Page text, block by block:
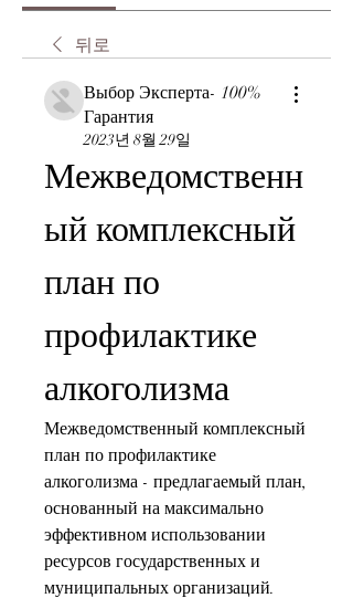
뒤로
Выбор Эксперта- 100%
Гарантия
2023년 8월 29일
Межведомственн
ый комплексный
план по
профилактике
алкоголизма
Межведомственный комплексный
план по профилактике
алкоголизма - предлагаемый план,
основанный на максимально
эффективном использовании
ресурсов государственных и
муниципальных организаций.